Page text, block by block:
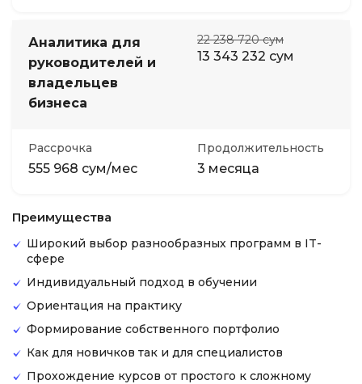
Аналитика для
руководителей и
владельцев
бизнеса
22 238 720 сум
13 343 232 сум
Рассрочка
555 968 сум/мес
Продолжительность
3 месяца
Преимущества
Широкий выбор разнообразных программ в IT-
сфере
Индивидуальный подход в обучении
Ориентация на практику
Формирование собственного портфолио
Как для новичков так и для специалистов
Прохождение курсов от простого к сложному